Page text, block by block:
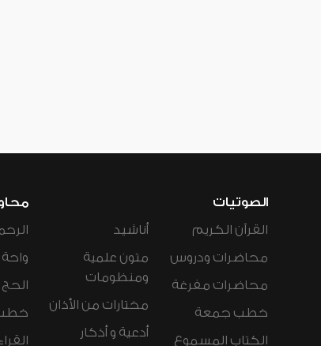
الصوتيات
القرآن الكريم
محاضرات ودروس
محاضرات مفرغة
خطب جمعة
الكتاب المسموع
أناشيد
متون علمية
ومنظومات
مختارات من الأذان
أدعية و أذكار
الحج